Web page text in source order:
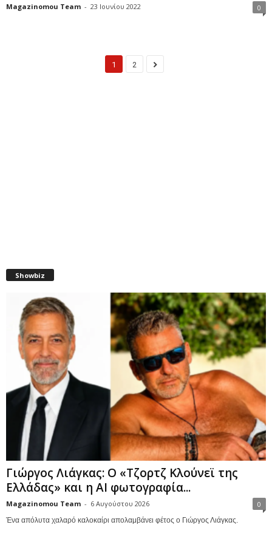
Magazinomou Team - 23 Ιουνίου 2022 0
1 2
Showbiz
Γιώργος Λιάγκας: Ο «Τζορτζ Κλούνεϊ της
Ελλάδας» και η AI φωτογραφία...
Magazinomou Team - 6 Αυγούστου 2026 0
Ένα απόλυτα χαλαρό καλοκαίρι απολαμβάνει φέτος ο Γιώργος Λιάγκας.